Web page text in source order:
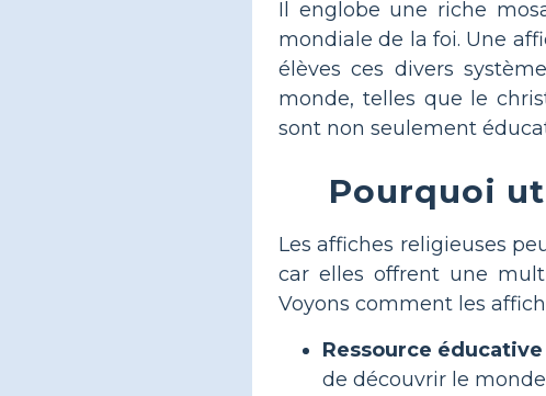
Il englobe une riche
mondiale de la foi. Une
élèves ces divers
monde, telles que le
sont non seulement
Pourquoi
Les affiches religieuses
car elles offrent une
Voyons comment les
Ressource
de découvrir le